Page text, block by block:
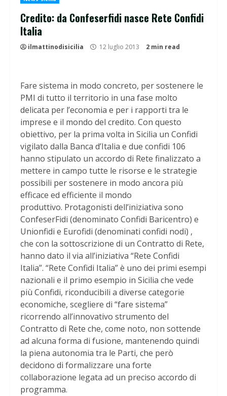
Credito: da Confeserfidi nasce Rete Confidi
Italia
ilmattinodisicilia 12 luglio 2013 2 min read
Fare sistema in modo concreto, per sostenere le
PMI di tutto il territorio in una fase molto
delicata per l’economia e per i rapporti tra le
imprese e il mondo del credito. Con questo
obiettivo, per la prima volta in Sicilia un Confidi
vigilato dalla Banca d’Italia e due confidi 106
hanno stipulato un accordo di Rete finalizzato a
mettere in campo tutte le risorse e le strategie
possibili per sostenere in modo ancora più
efficace ed efficiente il mondo
produttivo. Protagonisti dell’iniziativa sono
ConfeserFidi (denominato Confidi Baricentro) e
Unionfidi e Eurofidi (denominati confidi nodi) ,
che con la sottoscrizione di un Contratto di Rete,
hanno dato il via all’iniziativa “Rete Confidi
Italia”. “Rete Confidi Italia” è uno dei primi esempi
nazionali e il primo esempio in Sicilia che vede
più Confidi, riconducibili a diverse categorie
economiche, scegliere di “fare sistema”
ricorrendo all’innovativo strumento del
Contratto di Rete che, come noto, non sottende
ad alcuna forma di fusione, mantenendo quindi
la piena autonomia tra le Parti, che però
decidono di formalizzare una forte
collaborazione legata ad un preciso accordo di
programma.